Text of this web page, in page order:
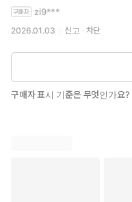
zi9***
2026.01.03 신고 차단
구매자 표시 기준은 무엇인가요?